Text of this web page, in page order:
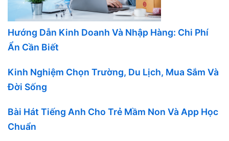
Hướng Dẫn Kinh Doanh Và Nhập Hàng: Chi Phí
Ẩn Cần Biết
Kinh Nghiệm Chọn Trường, Du Lịch, Mua Sắm Và
Đời Sống
Bài Hát Tiếng Anh Cho Trẻ Mầm Non Và App Học
Chuẩn